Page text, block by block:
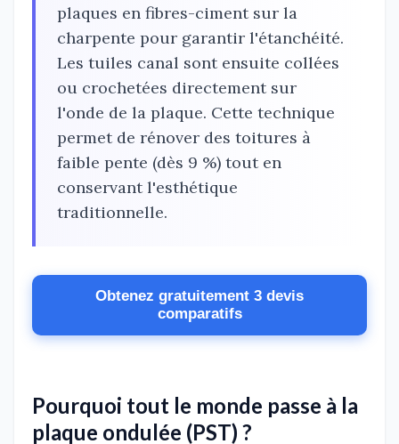
plaques en fibres-ciment sur la
charpente pour garantir l'étanchéité.
Les tuiles canal sont ensuite collées
ou crochetées directement sur
l'onde de la plaque. Cette technique
permet de rénover des toitures à
faible pente (dès 9 %) tout en
conservant l'esthétique
traditionnelle.
Obtenez gratuitement 3 devis
comparatifs
Pourquoi tout le monde passe à la
plaque ondulée (PST) ?